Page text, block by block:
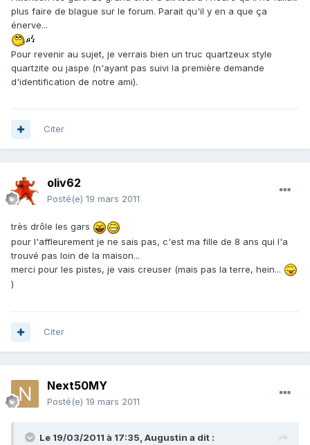
plus faire de blague sur le forum. Parait qu'il y en a que ça
énerve...
Pour revenir au sujet, je verrais bien un truc quartzeux style
quartzite ou jaspe (n'ayant pas suivi la première demande
d'identification de notre ami).
Citer
oliv62
Posté(e) 19 mars 2011
très drôle les gars
pour l'affleurement je ne sais pas, c'est ma fille de 8 ans qui l'a
trouvé pas loin de la maison...
merci pour les pistes, je vais creuser (mais pas la terre, hein...
)
Citer
Next50MY
Posté(e) 19 mars 2011
Le 19/03/2011 à 17:35, Augustin a dit :